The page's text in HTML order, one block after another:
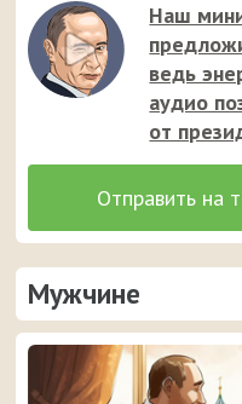
Наш
ведь
аудио
от
Мужчине